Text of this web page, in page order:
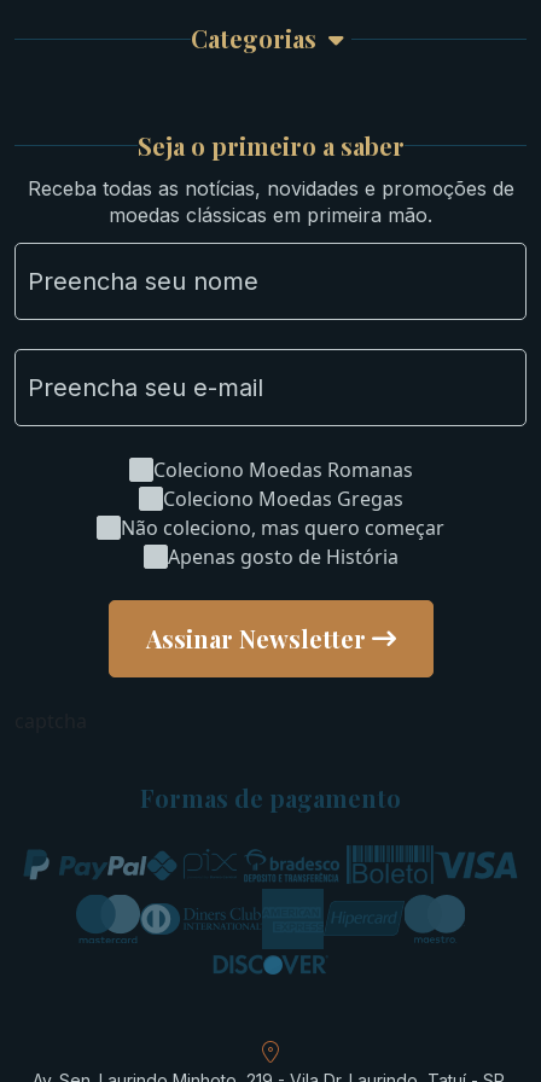
Atendimento
Categorias
Ouro
Ibéricas
Lotes Grandes
Material Numismático
NGC e NNC Encapsuladas
Novidades
Seja o primeiro a saber
Receba todas as notícias, novidades e promoções de
moedas clássicas em primeira mão.
Coleciono Moedas Romanas
Coleciono Moedas Gregas
Não coleciono, mas quero começar
Apenas gosto de História
Assinar Newsletter
Formas de pagamento